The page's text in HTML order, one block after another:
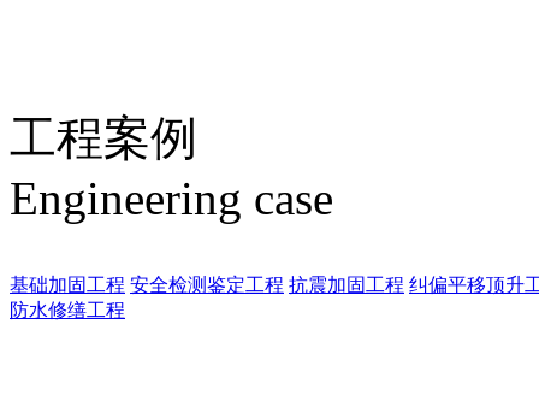
工程案例
Engineering case
基础加固工程 安全检测鉴定工程 抗震加固工程 纠偏平移顶升
防水修缮工程